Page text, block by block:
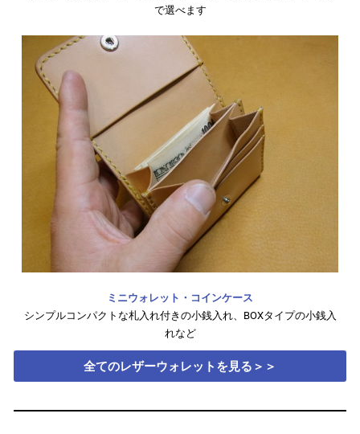
で選べます
ミニウォレット・コインケース
シンプルコンパクトな札入れ付きの小銭入れ、BOXタイプの小銭入
れなど
全てのレザーウォレットを見る＞＞